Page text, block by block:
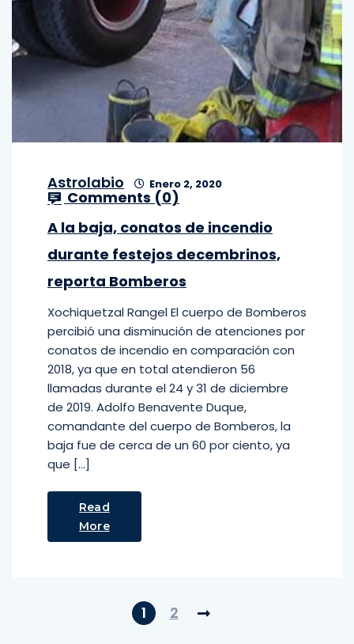
Astrolabio Enero 2, 2020
Comments (0)
A la baja, conatos de incendio
durante festejos decembrinos,
reporta Bomberos
Xochiquetzal Rangel El cuerpo de Bomberos
percibió una disminución de atenciones por
conatos de incendio en comparación con
2018, ya que en total atendieron 56
llamadas durante el 24 y 31 de diciembre
de 2019. Adolfo Benavente Duque,
comandante del cuerpo de Bomberos, la
baja fue de cerca de un 60 por ciento, ya
que […]
Read
More
1 2